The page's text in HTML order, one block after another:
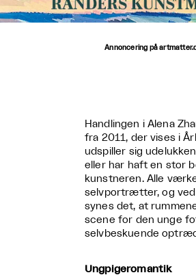
Annoncering på
Handlingen i Alena
fra 2011, der vises i
udspiller sig
eller har haft en stor
kunstneren. Alle
selvportrætter, og
synes det, at
scene for den unge
selvbeskuende
Ungpigeromantik